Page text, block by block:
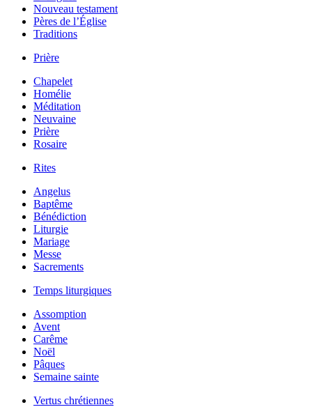
Nouveau testament
Pères de l’Église
Traditions
Prière
Chapelet
Homélie
Méditation
Neuvaine
Prière
Rosaire
Rites
Angelus
Baptême
Bénédiction
Liturgie
Mariage
Messe
Sacrements
Temps liturgiques
Assomption
Avent
Carême
Noël
Pâques
Semaine sainte
Vertus chrétiennes